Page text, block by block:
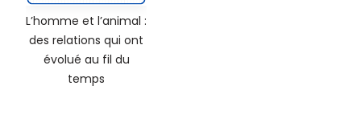
L’homme et l’animal :
des relations qui ont
évolué au fil du
temps